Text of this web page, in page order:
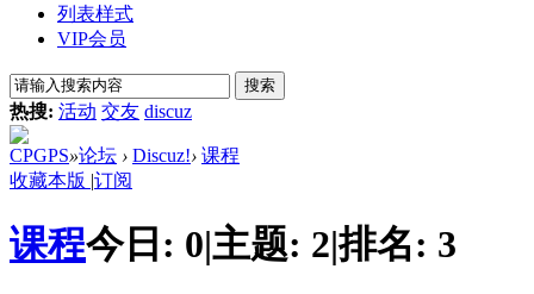
列表样式
VIP会员
搜索
热搜: 活动 交友 discuz
CPGPS»论坛 › Discuz!› 课程
收藏本版 |订阅
课程今日: 0|主题: 2|排名: 3